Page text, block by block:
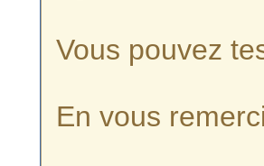
Vous pouvez
En vous